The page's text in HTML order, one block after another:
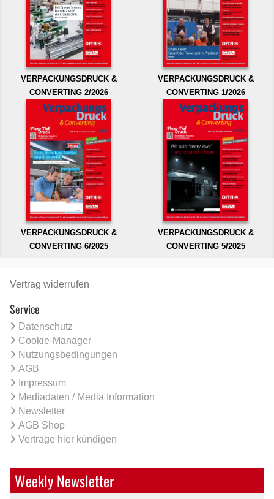
VERPACKUNGSDRUCK &
CONVERTING 2/2026
VERPACKUNGSDRUCK &
CONVERTING 1/2026
VERPACKUNGSDRUCK &
CONVERTING 6/2025
VERPACKUNGSDRUCK &
CONVERTING 5/2025
Vertrag widerrufen
Service
Datenschutz
Cookie-Manager
Nutzungsbedingungen
AGB
Impressum
Mediadaten / Media Information
Newsletter
AGB Shop
Verträge hier kündigen
Weekly Newsletter